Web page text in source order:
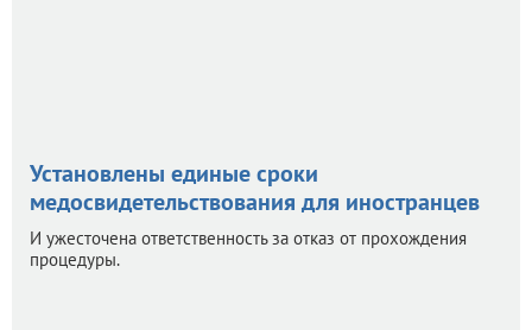
Установлены единые сроки
медосвидетельствования для иностранцев
И ужесточена ответственность за отказ от прохождения
процедуры.